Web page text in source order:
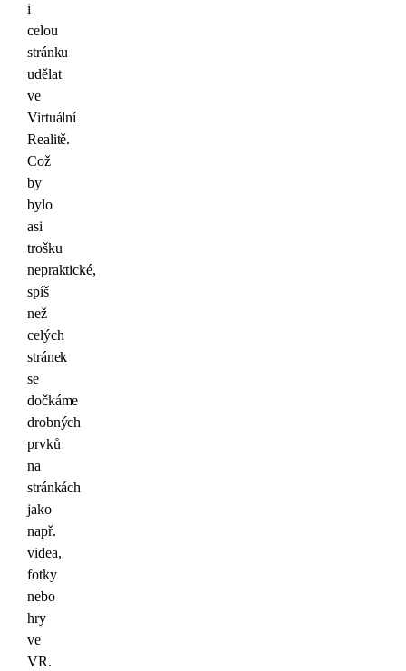
i
celou
stránku
udělat
ve
Virtuální
Realitě.
Což
by
bylo
asi
trošku
nepraktické,
spíš
než
celých
stránek
se
dočkáme
drobných
prvků
na
stránkách
jako
např.
videa,
fotky
nebo
hry
ve
VR.